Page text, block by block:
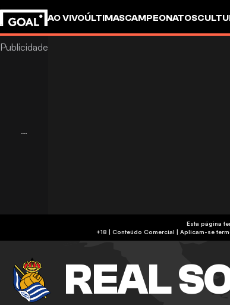
AO VIVOÚLTIMASCAMPEONATOS
Esta página
+18 | Conteúdo
REAL